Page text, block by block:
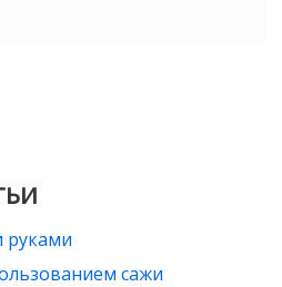
руками
сажи